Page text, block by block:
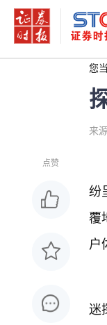
您
来
点赞
纷
覆
户
迷